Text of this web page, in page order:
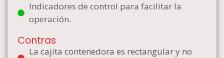
Indicadores de control para facilitar la
operación.
Contras
La cajita contenedora es rectangular y no